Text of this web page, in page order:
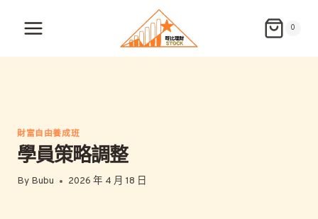
0
財富自由養成班
學員策略調整
By Bubu 2026 年 4 月 18 日